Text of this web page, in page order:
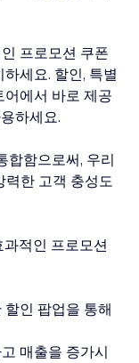
프로모션 쿠폰
세요. 할인, 특별
에서 바로 제공
하세요.
합함으로써, 우리
한 고객 충성도
적인 프로모션
인 팝업을 통해
매출을 증가시